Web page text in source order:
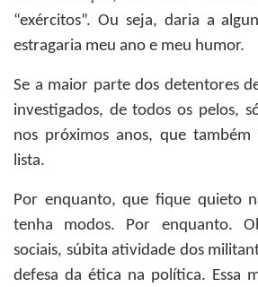
“exércitos”. Ou seja, daria a
estragaria meu ano e meu humor.
Se a maior parte dos detentores
investigados, de todos os pelos,
nos próximos anos, que também
lista.
Por enquanto, que fique quieto
tenha modos. Por enquanto.
sociais, súbita atividade dos
defesa da ética na política. Essa